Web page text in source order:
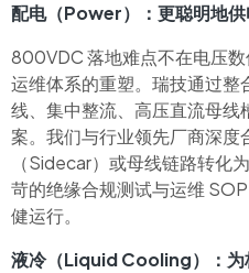
配电（Power）：更聪明地
800VDC 落地难点不在电压
运维体系的重塑。瑞技通过
线、集中整流、高压直流母
案。我们与行业领先厂商深度
（Sidecar）或母线链路转化
苛的绝缘合规测试与运维
健运行。
液冷（Liquid Cooling）：为